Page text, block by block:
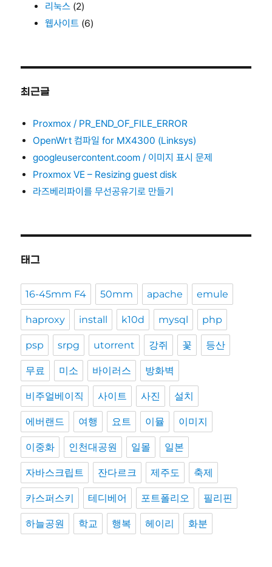
리눅스 (2)
웹사이트 (6)
최근글
Proxmox / PR_END_OF_FILE_ERROR
OpenWrt 컴파일 for MX4300 (Linksys)
googleusercontent.coom / 이미지 표시 문제
Proxmox VE – Resizing guest disk
라즈베리파이를 무선공유기로 만들기
태그
16-45mm F4 50mm apache emule
haproxy install k10d mysql php
psp srpg utorrent 강쥐 꽃 등산
무료 미소 바이러스 방화벽
비주얼베이직 사이트 사진 설치
에버랜드 여행 요트 이뮬 이미지
이중화 인천대공원 일몰 일본
자바스크립트 잔다르크 제주도 축제
카스퍼스키 테디베어 포트폴리오 필리핀
하늘공원 학교 행복 헤이리 화분